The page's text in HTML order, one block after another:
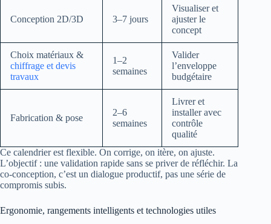
Conception 2D/3D 3–7 jours
Visualiser et
ajuster le
concept
Choix matériaux &
chiffrage et devis
travaux
1–2
semaines
Valider
l’enveloppe
budgétaire
Fabrication & pose
2–6
semaines
Livrer et
installer avec
contrôle
qualité
Ce calendrier est flexible. On corrige, on itère, on ajuste.
L’objectif : une validation rapide sans se priver de réfléchir. La
co-conception, c’est un dialogue productif, pas une série de
compromis subis.
Ergonomie, rangements intelligents et technologies utiles